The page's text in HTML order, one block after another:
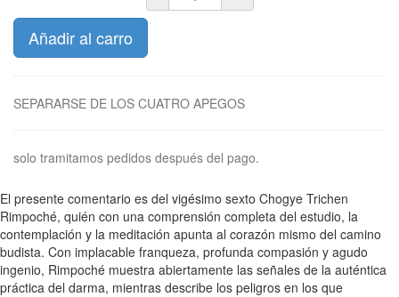
Añadir al carro
SEPARARSE DE LOS CUATRO APEGOS
solo tramitamos pedidos después del pago.
El presente comentario es del vigésimo sexto Chogye Trichen
Rimpoché, quién con una comprensión completa del estudio, la
contemplación y la meditación apunta al corazón mismo del camino
budista. Con implacable franqueza, profunda compasión y agudo
ingenio, Rimpoché muestra abiertamente las señales de la auténtica
práctica del darma, mientras describe los peligros en los que